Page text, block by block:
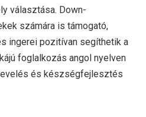
választása. Down-
számára is támogató,
ingerei pozitívan segíthetik a
foglalkozás angol nyelven
és készségfejlesztés